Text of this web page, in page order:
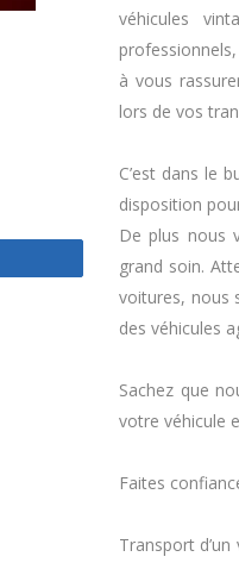
véhicules
à vous
lors de vos
C’est dans le
disposition
De plus nous
grand soin.
voitures, nous
des véhicules
Sachez que
votre véhicule
Faites
Transport